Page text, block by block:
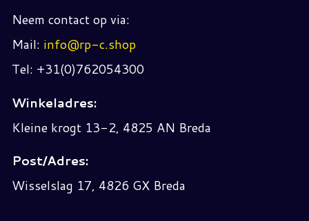
Neem contact op via:
Mail: info@rp-c.shop
Tel: +31(0)762054300
Winkeladres:
Kleine krogt 13-2, 4825 AN Breda
Post/Adres:
Wisselslag 17, 4826 GX Breda